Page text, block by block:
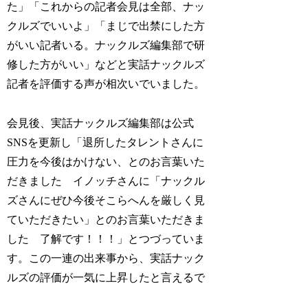
た」「これからの記者会見は全部、ナッ
クルズでいいよ」「まじで出禁にした方
がいい記者いる。ナックルズ編集部で研
修した方がいい」などと実話ナックルズ
記者を評価する声が相次いでいました。
会見後、実話ナックルズ編集部は公式
SNSを更新し「退所したタレントさんに
圧力を今後はかけない、とのお言葉いた
だきました イノッチさんに「ナックル
ズさんにぜひ今後そこらへんを厳しく見
ていただきたい」とのお言葉いただきま
した 了解です！！！」とつづっていま
す。この一連の出来事から、実話ナック
ルズの評価が一気に上昇したと言えるで